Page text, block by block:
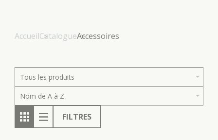
AccueilCatalogueAccessoires
Tous les produits
Nom de A à Z
FILTRES